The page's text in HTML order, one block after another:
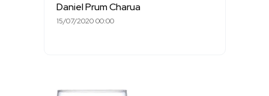
Daniel Prum Charua
15/07/2020 00:00